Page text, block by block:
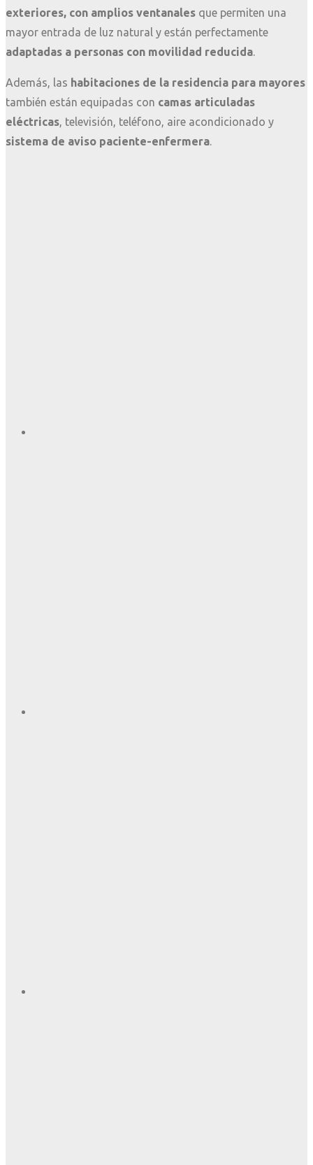
exteriores, con amplios ventanales que permiten una
mayor entrada de luz natural y están perfectamente
adaptadas a personas con movilidad reducida.
Además, las habitaciones de la residencia para mayores
también están equipadas con camas articuladas
eléctricas, televisión, teléfono, aire acondicionado y
sistema de aviso paciente-enfermera.